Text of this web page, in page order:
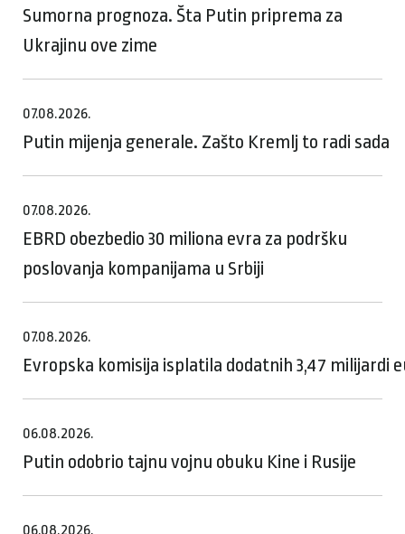
Sumorna prognoza. Šta Putin priprema za
Ukrajinu ove zime
07.08.2026.
Putin mijenja generale. Zašto Kremlj to radi sada
07.08.2026.
EBRD obezbedio 30 miliona evra za podršku
poslovanja kompanijama u Srbiji
07.08.2026.
Evropska komisija isplatila dodatnih 3,47 milijardi
06.08.2026.
Putin odobrio tajnu vojnu obuku Kine i Rusije
06.08.2026.